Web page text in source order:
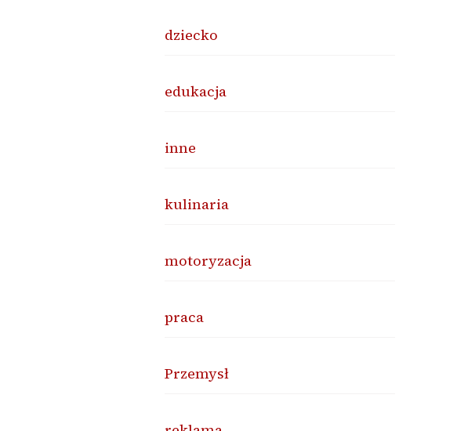
dziecko
edukacja
inne
kulinaria
motoryzacja
praca
Przemysł